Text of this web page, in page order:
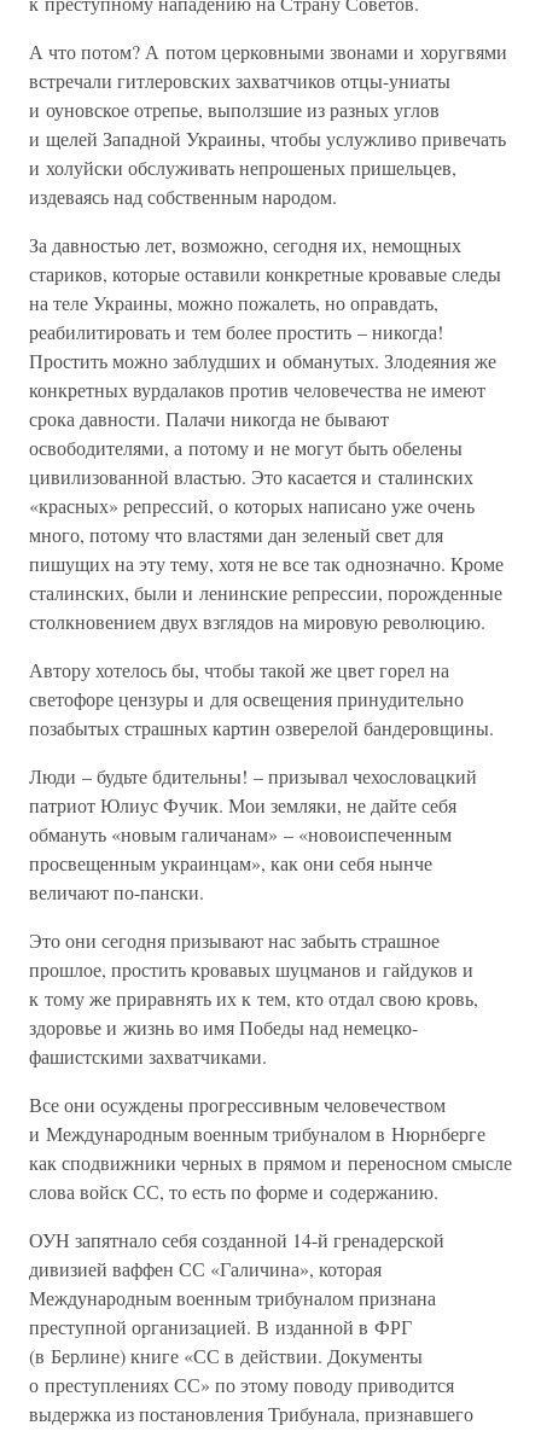
А что потом? А потом церковными звонами и хоругвями
встречали гитлеровских захватчиков отцы-униаты
и оуновское отрепье, выползшие из разных углов
и щелей Западной Украины, чтобы услужливо привечать
и холуйски обслуживать непрошеных пришельцев,
издеваясь над собственным народом.
За давностью лет, возможно, сегодня их, немощных
стариков, которые оставили конкретные кровавые следы
на теле Украины, можно пожалеть, но оправдать,
реабилитировать и тем более простить – никогда!
Простить можно заблудших и обманутых. Злодеяния же
конкретных вурдалаков против человечества не имеют
срока давности. Палачи никогда не бывают
освободителями, а потому и не могут быть обелены
цивилизованной властью. Это касается и сталинских
«красных» репрессий, о которых написано уже очень
много, потому что властями дан зеленый свет для
пишущих на эту тему, хотя не все так однозначно. Кроме
сталинских, были и ленинские репрессии, порожденные
столкновением двух взглядов на мировую революцию.
Автору хотелось бы, чтобы такой же цвет горел на
светофоре цензуры и для освещения принудительно
позабытых страшных картин озверелой бандеровщины.
Люди – будьте бдительны! – призывал чехословацкий
патриот Юлиус Фучик. Мои земляки, не дайте себя
обмануть «новым галичанам» – «новоиспеченным
просвещенным украинцам», как они себя нынче
величают по-пански.
Это они сегодня призывают нас забыть страшное
прошлое, простить кровавых шуцманов и гайдуков и
к тому же приравнять их к тем, кто отдал свою кровь,
здоровье и жизнь во имя Победы над немецко-
фашистскими захватчиками.
Все они осуждены прогрессивным человечеством
и Международным военным трибуналом в Нюрнберге
как сподвижники черных в прямом и переносном смысле
слова войск СС, то есть по форме и содержанию.
ОУН запятнало себя созданной 14-й гренадерской
дивизией ваффен СС «Галичина», которая
Международным военным трибуналом признана
преступной организацией. В изданной в ФРГ
(в Берлине) книге «СС в действии. Документы
о преступлениях СС» по этому поводу приводится
выдержка из постановления Трибунала, признавшего